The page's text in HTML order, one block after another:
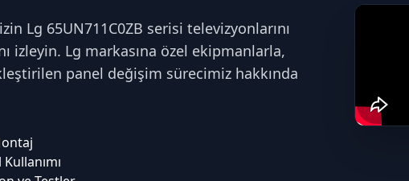
Lg 65UN711C0ZB serisi televizyonlarını
izleyin. Lg markasına özel ekipmanlarla,
panel değişim sürecimiz hakkında